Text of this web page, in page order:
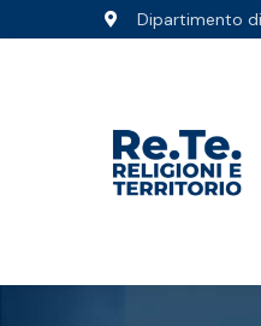
Dipartimento